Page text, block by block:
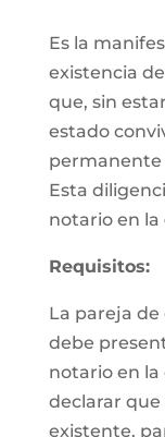
Es la
existencia
que, sin
estado
permanente
Esta
notario en la
Requisitos:
La pareja
debe
notario en
declarar
existente,